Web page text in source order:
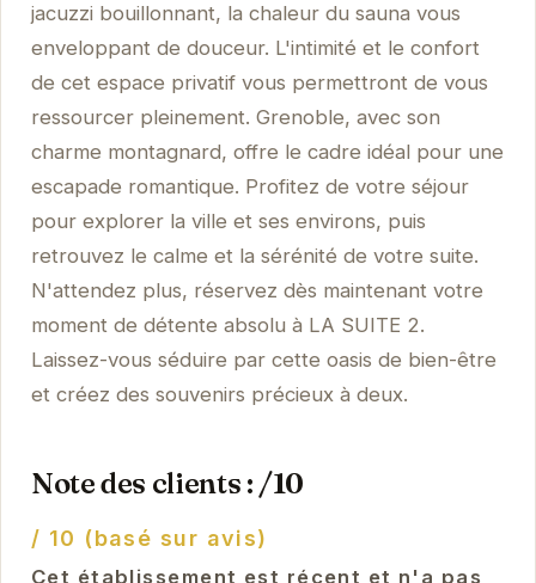
jacuzzi bouillonnant, la chaleur du sauna vous
enveloppant de douceur. L'intimité et le confort
de cet espace privatif vous permettront de vous
ressourcer pleinement. Grenoble, avec son
charme montagnard, offre le cadre idéal pour une
escapade romantique. Profitez de votre séjour
pour explorer la ville et ses environs, puis
retrouvez le calme et la sérénité de votre suite.
N'attendez plus, réservez dès maintenant votre
moment de détente absolu à LA SUITE 2.
Laissez-vous séduire par cette oasis de bien-être
et créez des souvenirs précieux à deux.
Note des clients : /10
/ 10 (basé sur avis)
Cet établissement est récent et n'a pas